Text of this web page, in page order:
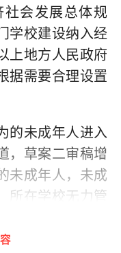
会发展总体规
学校建设纳入经
上地方人民政府
据需要合理设置
的未成年人进入
，草案二审稿增
未成年人，未成
所在学校无力管
门教育指导委员
入专门学校接受